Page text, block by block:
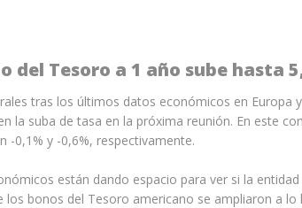
Tesoro a 1 año sube hasta
tras los últimos datos económicos en Europa
la suba de tasa en la próxima reunión. En este
-0,1% y -0,6%, respectivamente.
están dando espacio para ver si la
bonos del Tesoro americano se ampliaron a lo